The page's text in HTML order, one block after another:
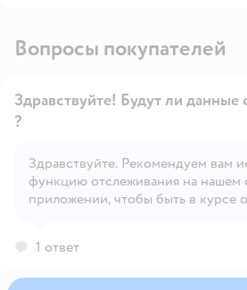
Вопросы покупателей
Здравствуйте! Будут ли данные
?
Здравствуйте. Рекомендуем вам
функцию отслеживания на нашем
приложении, чтобы быть в курсе
1 ответ